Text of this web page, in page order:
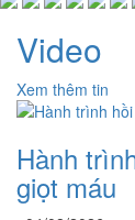
Video
Xem thêm tin
Hành
giọt máu